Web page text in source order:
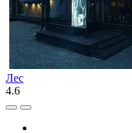
Лес
4.6